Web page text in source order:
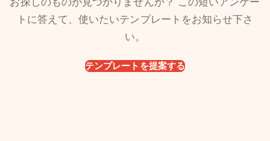
トに答えて、使いたいテンプレートをお知らせ下さ
い。
テンプレートを提案する